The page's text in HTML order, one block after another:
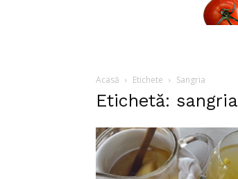
Acasă Etichete Sangria
Etichetă: sangria